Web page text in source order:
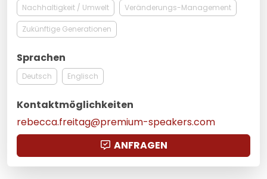
Nachhaltigkeit / Umwelt Veränderungs-Management
Zukünftige Generationen
Sprachen
Deutsch Englisch
Kontaktmöglichkeiten
rebecca.freitag@premium-speakers.com
ANFRAGEN